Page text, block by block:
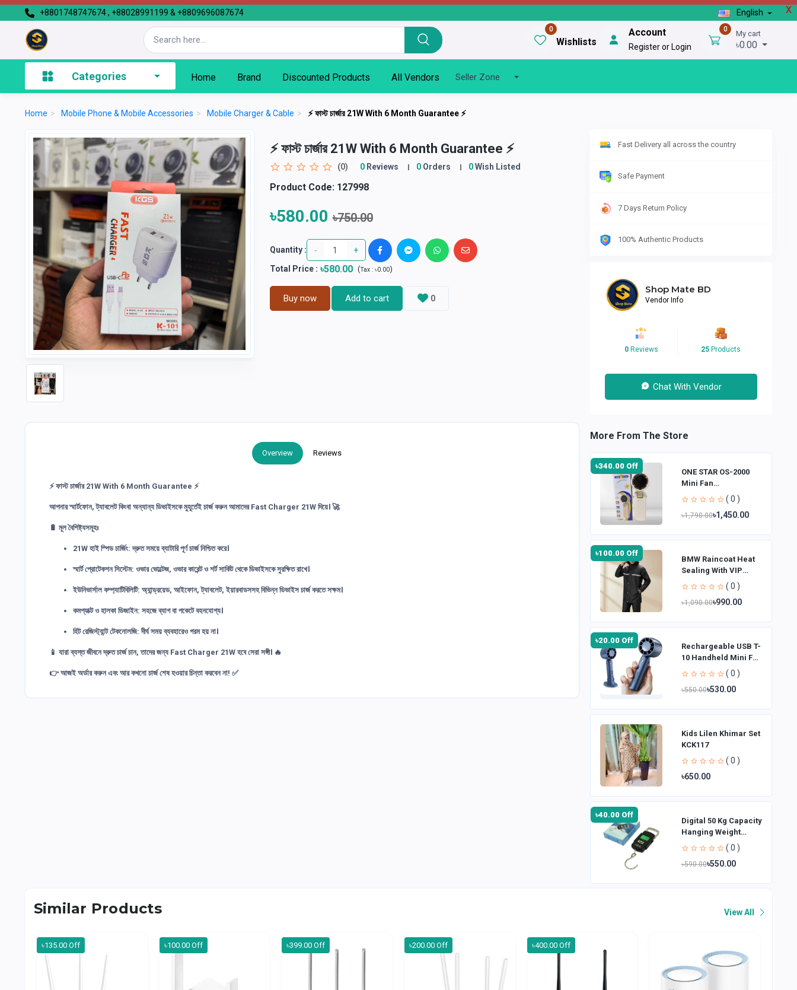
X
+8801748747674 , +88028991199 & +8809696087674 English
0
Wishlists
Account
Register or Login
0 My cart
৳0.00
Categories Home Brand Discounted Products All Vendors Seller Zone
Home > Mobile Phone & Mobile Accessories > Mobile Charger & Cable > ⚡ ফাস্ট চার্জার 21W With 6 Month Guarantee ⚡
⚡ ফাস্ট চার্জার 21W With 6 Month Guarantee ⚡
(0) 0Reviews 0Orders 0Wish Listed
Product Code:127998
৳580.00৳750.00
Quantity : - +
Total Price: ৳580.00 (Tax : ৳0.00)
Buy now Add to cart 0
Overview Reviews
⚡ ফাস্ট চার্জার 21W With 6 Month Guarantee ⚡
আপনার স্মার্টফোন, ট্যাবলেট কিংবা অন্যান্য ডিভাইসকে মুহূর্তেই চার্জ করুন আমাদের Fast Charger 21W দিয়ে। 🚀
🔋 মূল বৈশিষ্ট্যসমূহঃ
21W হাই স্পিড চার্জিং: দ্রুত সময়ে ব্যাটারি পূর্ণ চার্জ নিশ্চিত করে।
স্মার্ট প্রোটেকশন সিস্টেম: ওভার ভোল্টেজ, ওভার কারেন্ট ও শর্ট সার্কিট থেকে ডিভাইসকে সুরক্ষিত রাখে।
ইউনিভার্সাল কম্প্যাটিবিলিটি: অ্যান্ড্রয়েড, আইফোন, ট্যাবলেট, ইয়ারবাডসসহ বিভিন্ন ডিভাইস চার্জ করতে সক্ষম।
কমপ্যাক্ট ও হালকা ডিজাইন: সহজে ব্যাগ বা পকেটে বহনযোগ্য।
হিট রেজিস্ট্যান্ট টেকনোলজি: দীর্ঘ সময় ব্যবহারেও গরম হয় না।
📱 যারা ব্যস্ত জীবনে দ্রুত চার্জ চান, তাদের জন্য Fast Charger 21W হবে সেরা সঙ্গী। 🔥
👉 আজই অর্ডার করুন এবং আর কখনো চার্জ শেষ হওয়ার চিন্তা করবেন না! ✅
Fast Delivery all across the country
Safe Payment
7 Days Return Policy
100% Authentic Products
Shop Mate BD
Vendor Info
0Reviews 25Products
Chat With Vendor
More From The Store
৳340.00 Off
ONE STAR OS-2000
Mini Fan
Rechargeable Hand
( 0 )
৳1,790.00৳1,450.00
৳100.00 Off
BMW Raincoat Heat
Sealing With VIP
Fabrics for Bikers
( 0 )
৳1,090.00৳990.00
৳20.00 Off
Rechargeable USB T-
10 Handheld Mini Fan
| 3 Speed
( 0 )
৳550.00৳530.00
Kids Lilen Khimar Set
KCK117
( 0 )
৳650.00
৳40.00 Off
Digital 50 Kg Capacity
Hanging Weight
Scale
( 0 )
৳590.00৳550.00
Similar Products View All
৳135.00 Off ৳100.00 Off ৳399.00 Off ৳200.00 Off ৳400.00 Off